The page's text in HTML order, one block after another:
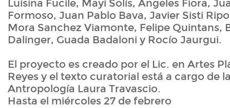
Luisina Fucile, Mayi Solís, Ángeles Fiora,
Formoso, Juan Pablo Bava, Javier Sisti
Mora Sanchez Viamonte, Felipe Quintans,
Dalinger, Guada Badaloni y Rocío Jaurgui.
El proyecto es creado por el Lic. en Artes
Reyes y el texto curatorial está a cargo de
Antropología Laura Travascio.
Hasta el miércoles 27 de febrero